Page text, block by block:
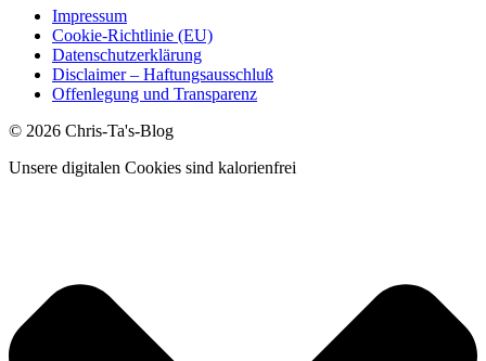
Impressum
Cookie-Richtlinie (EU)
Datenschutzerklärung
Disclaimer – Haftungsausschluß
Offenlegung und Transparenz
© 2026 Chris-Ta's-Blog
Unsere digitalen Cookies sind kalorienfrei